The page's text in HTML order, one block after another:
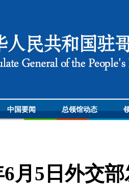
中国要闻 总领馆动态
6月5日外交